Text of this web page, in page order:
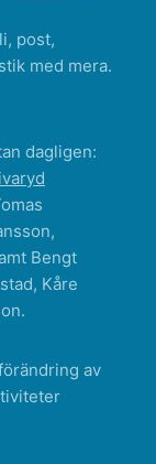
post,
med mera.
dagligen:
Bengt
Kåre
av